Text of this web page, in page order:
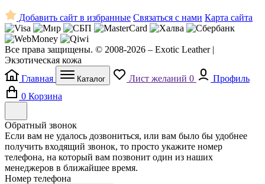
Добавить сайт в избранные Связаться с нами Карта сайта
Все права защищены. © 2008-2026 – Exotic Leather |
Экзотическая кожа
Главная
Каталог Лист желаний 0
Профиль
0 Корзина
Обратный звонок
Если вам не удалось дозвониться, или вам было бы удобнее
получить входящий звонок, то просто укажите номер
телефона, на который вам позвонит один из наших
менеджеров в ближайшее время.
Номер телефона